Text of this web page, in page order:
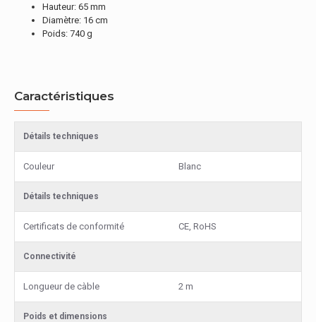
Hauteur: 65 mm
Diamètre: 16 cm
Poids: 740 g
Caractéristiques
Détails techniques
Couleur Blanc
Détails techniques
Certificats de conformité CE, RoHS
Connectivité
Longueur de càble 2 m
Poids et dimensions